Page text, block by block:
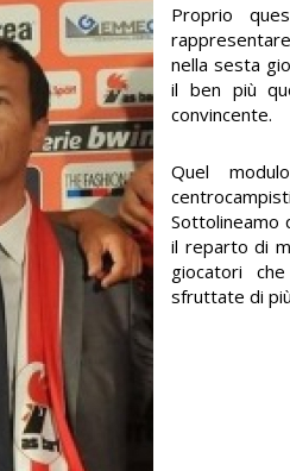
Proprio
nella sesta
il ben più
convincente.
Quel
Sottolineamo
il reparto di
giocatori
sfruttate di